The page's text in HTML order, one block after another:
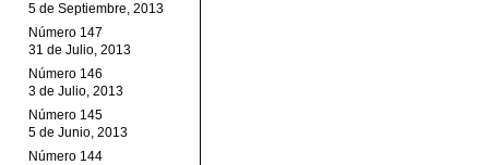
5 de Septiembre, 2013
Número 147
31 de Julio, 2013
Número 146
3 de Julio, 2013
Número 145
5 de Junio, 2013
Número 144